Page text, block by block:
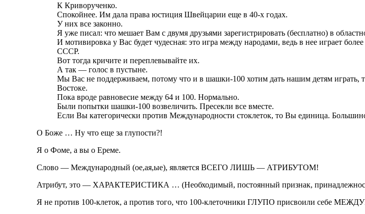
К Криворученко.
Спокойнее. Им дала права юстиция Швейцарии еще в 40-х годах.
У них все законно.
Я уже писал: что мешает Вам с двумя друзьями зарегистрировать (бесплатно) в
И мотивировка у Вас будет чудесная: это игра между народами, ведь в нее играет
СССР.
Вот тогда кричите и переплевывайте их.
А так — голос в пустыне.
Мы Вас не поддерживаем, потому что и в шашки-100 хотим дать нашим детям играть,
Востоке.
Пока вроде равновесие между 64 и 100. Нормально.
Были попытки шашки-100 возвеличить. Пресекли все вместе.
Если Вы категорически против Международности стоклеток, то Вы единица.
О Боже … Ну что еще за глупости?!
Я о Фоме, а вы о Ереме.
Слово — Международный (ое,ая,ые), является ВСЕГО ЛИШЬ — АТРИБУТОМ!
Атрибут, это — ХАРАКТЕРИСТИКА … (Необходимый, постоянный признак,
Я не против 100-клеток, а против того, что 100-клеточники ГЛУПО присвоили себе